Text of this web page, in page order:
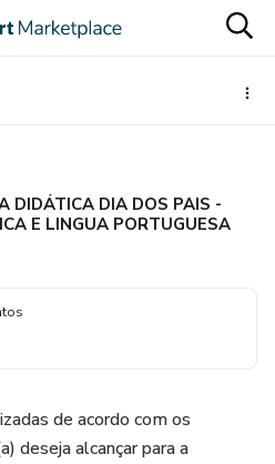
DIDÁTICA DIA DOS PAIS -
E LINGUA PORTUGUESA
de acordo com os
deseja alcançar para a